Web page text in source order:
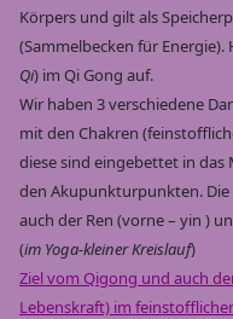
Körpers und gilt als
(Sammelbecken für Energie).
Qi) im Qi Gong auf.
Wir haben 3 verschiedene
mit den Chakren
diese sind eingebettet in das
den Akupunkturpunkten.
auch der Ren (vorne – yin )
(im Yoga-kleiner Kreislauf)
Ziel vom Qigong und auch
Lebenskraft) im